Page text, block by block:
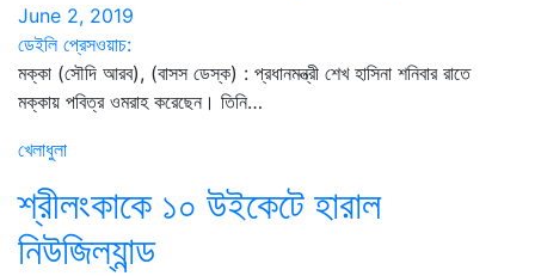
June 2, 2019
ডেইলি প্রেসওয়াচ:
মক্কা (সৌদি আরব), (বাসস ডেস্ক) : প্রধানমন্ত্রী শেখ হাসিনা শনিবার রাতে
মক্কায় পবিত্র ওমরাহ করেছেন। তিনি…
খেলাধুলা
শ্রীলংকাকে ১০ উইকেটে হারাল
নিউজিল্যান্ড